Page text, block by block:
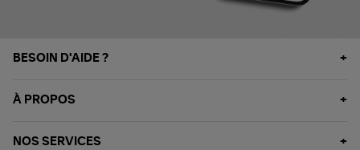
BESOIN D'AIDE ?
À PROPOS
NOS SERVICES